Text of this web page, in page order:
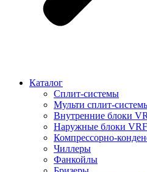
Каталог
Сплит-системы
Мульти сплит-
Внутренние блоки
Наружные блоки
Компрессорно-
Чиллеры
Фанкойлы